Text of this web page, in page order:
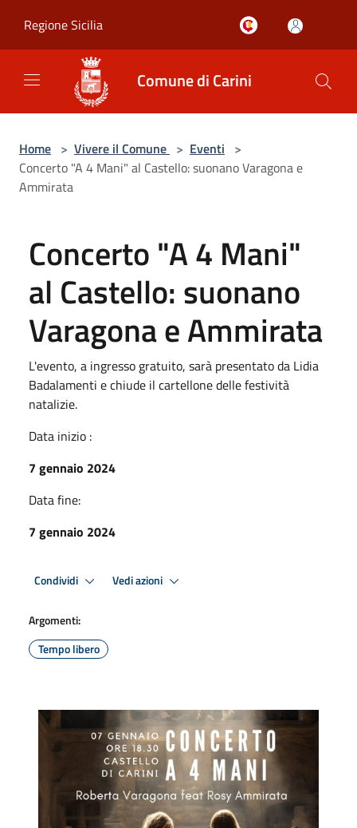
Regione Sicilia
Comune di Carini
Home > Vivere il Comune > Eventi >
Concerto "A 4 Mani" al Castello: suonano Varagona e
Ammirata
Concerto "A 4 Mani"
al Castello: suonano
Varagona e Ammirata
L'evento, a ingresso gratuito, sarà presentato da Lidia
Badalamenti e chiude il cartellone delle festività
natalizie.
Data inizio :
7 gennaio 2024
Data fine:
7 gennaio 2024
Condividi Vedi azioni
Argomenti:
Tempo libero